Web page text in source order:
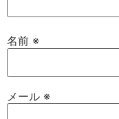
名前 ※
メール ※